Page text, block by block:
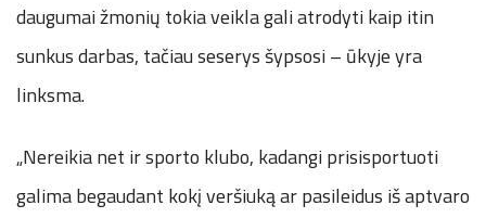
daugumai žmonių tokia veikla gali atrodyti kaip itin
sunkus darbas, tačiau seserys šypsosi – ūkyje yra
linksma.
„Nereikia net ir sporto klubo, kadangi prisisportuoti
galima begaudant kokį veršiuką ar pasileidus iš aptvaro